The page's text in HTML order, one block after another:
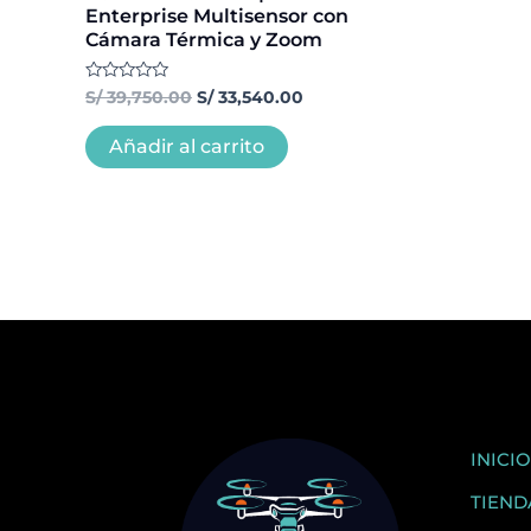
Enterprise Multisensor con
Cámara Térmica y Zoom
Valorado
con
de
5
S/39,750.00 S/33,540.00
Añadir al carrito
INICIO